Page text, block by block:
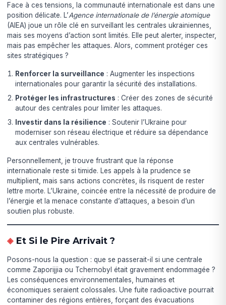
Face à ces tensions, la communauté internationale est dans une
position délicate. L’Agence internationale de l’énergie atomique
(AIEA) joue un rôle clé en surveillant les centrales ukrainiennes,
mais ses moyens d’action sont limités. Elle peut alerter, inspecter,
mais pas empêcher les attaques. Alors, comment protéger ces
sites stratégiques ?
Renforcer la surveillance : Augmenter les inspections
internationales pour garantir la sécurité des installations.
Protéger les infrastructures : Créer des zones de sécurité
autour des centrales pour limiter les attaques.
Investir dans la résilience : Soutenir l’Ukraine pour
moderniser son réseau électrique et réduire sa dépendance
aux centrales vulnérables.
Personnellement, je trouve frustrant que la réponse
internationale reste si timide. Les appels à la prudence se
multiplient, mais sans actions concrètes, ils risquent de rester
lettre morte. L’Ukraine, coincée entre la nécessité de produire de
l’énergie et la menace constante d’attaques, a besoin d’un
soutien plus robuste.
Et Si le Pire Arrivait ?
Posons-nous la question : que se passerait-il si une centrale
comme Zaporijjia ou Tchernobyl était gravement endommagée ?
Les conséquences environnementales, humaines et
économiques seraient colossales. Une fuite radioactive pourrait
contaminer des régions entières, forçant des évacuations